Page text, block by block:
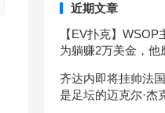
近期文章
【EV扑克】WSOP
为躺赚2万美金，他
齐达内即将挂帅法
是足坛的迈克尔·杰